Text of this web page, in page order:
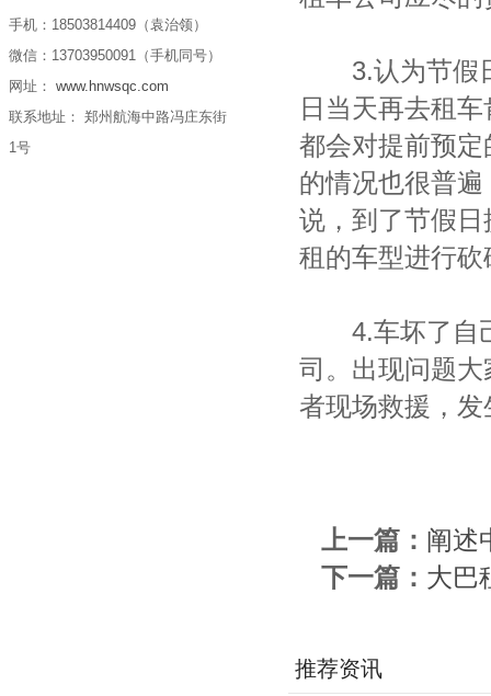
手机：18503814409（袁治领）
微信：13703950091（手机同号）
网址： www.hnwsqc.com
联系地址： 郑州航海中路冯庄东街
1号
3.认为节假日
日当天再去租
都会对提前预
的情况也很普
说，到了节假
租的车型进行
4.车坏了自己
司。出现问题
者现场救援，
上一篇： 阐述
下一篇： 大巴
推荐资讯